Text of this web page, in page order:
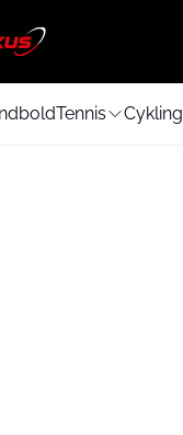
Tennis Cykling